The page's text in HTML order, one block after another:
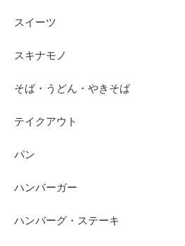
スイーツ
スキナモノ
そば・うどん・やきそば
テイクアウト
パン
ハンバーガー
ハンバーグ・ステーキ